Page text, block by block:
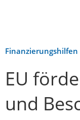
Finanzierungshilfen
EU
und